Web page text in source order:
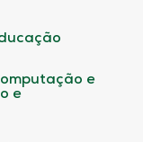
e
e